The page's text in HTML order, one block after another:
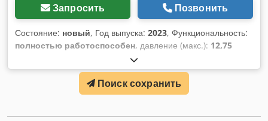
Запросить Позвонить
Состояние: новый, Год выпуска: 2023, Функциональность:
полностью работоспособен, давление (макс.): 12,75
, ВОЗДУШНЫЙ КОМПРЕССОР ATLAS COPCO Djdjw S
Nutjpfx Al Tjkr НОВЫЙ, НЕ ИСПОЛЬЗОВАН
Поиск сохранить